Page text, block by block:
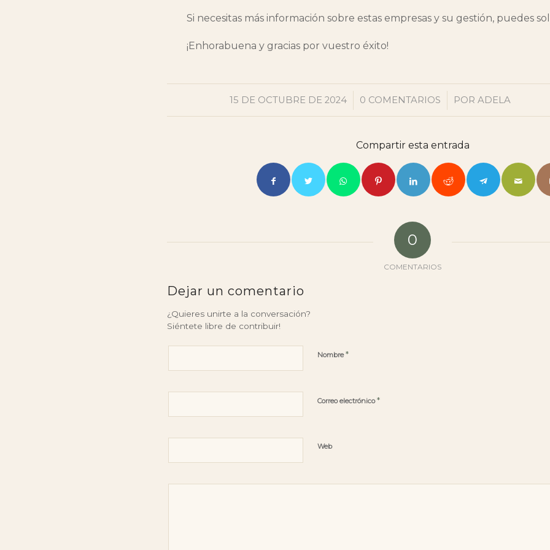
Si necesitas más información sobre estas empresas y su gestión, puedes
¡Enhorabuena y gracias por vuestro éxito!
15 DE OCTUBRE DE 2024
/ 0 COMENTARIOS
/ PORADELA
Compartir esta entrada
0
COMENTARIOS
Dejar un comentario
¿Quieres unirte a la conversación?
Siéntete libre de contribuir!
Nombre*
Correo electrónico*
Web